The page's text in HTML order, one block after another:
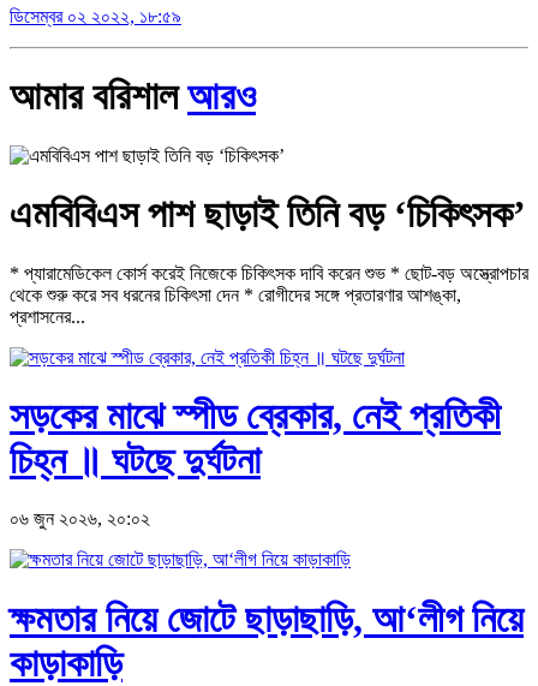
ডিসেম্বর ০২ ২০২২, ১৮:৫৯
আমার বরিশালআরও
এমবিবিএস পাশ ছাড়াই তিনি বড় ‘চিকিৎসক’
* প্যারামেডিকেল কোর্স করেই নিজেকে চিকিৎসক দাবি করেন শুভ * ছোট-বড় অস্ত্রোপচার
থেকে শুরু করে সব ধরনের চিকিৎসা দেন * রোগীদের সঙ্গে প্রতারণার আশঙ্কা,
প্রশাসনের...
সড়কের মাঝে স্পীড ব্রেকার, নেই প্রতিকী
চিহ্ন ॥ ঘটছে দুর্ঘটনা
০৬ জুন ২০২৬, ২০:০২
ক্ষমতার নিয়ে জোটে ছাড়াছাড়ি, আ‘লীগ নিয়ে
কাড়াকাড়ি